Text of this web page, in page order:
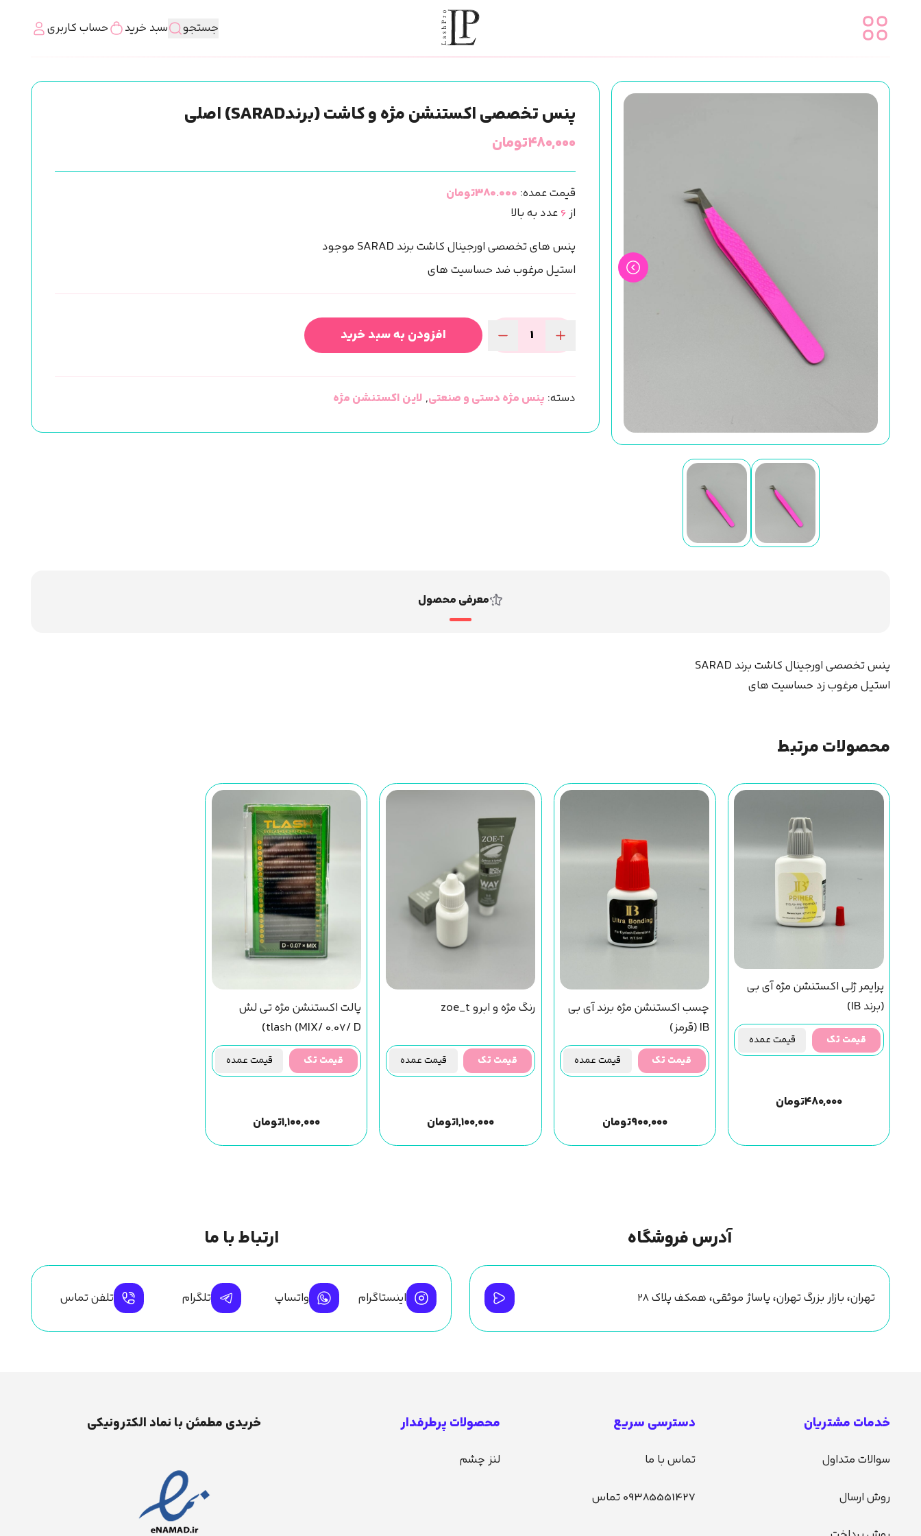
جستجو سبد خرید حساب کاربری
پنس تخصصی اکستنشن مژه و کاشت (برندSARAD) اصلی
۴۸۰,۰۰۰تومان
قیمت عمده: 380.000تومان
از6عدد به بالا
پنس های تخصصی اورجینال کاشت برند SARAD موجود
استیل مرغوب ضد حساسیت های
پنس
مژه
افزودن به سبد خرید
دسته: پنس مژه دستی و صنعتی, لاین اکستنشن مژه
معرفی محصول
پنس تخصصی اورجینال کاشت برند SARAD
استیل مرغوب زد حساسیت های
محصولات مرتبط
پرایمر ژلی اکستنشن مژه آی بی
(برند IB)
قیمت تک قیمت عمده
۴۸۰,۰۰۰تومان
چسب اکستنشن مژه برند آی بی
IB (قرمز)
قیمت تک قیمت عمده
۹۰۰,۰۰۰تومان
رنگ مژه و ابرو zoe_t
قیمت تک قیمت عمده
۱,۱۰۰,۰۰۰تومان
پالت اکستنشن مژه تی لش
tlash (MIX/ 0.07/ D)
قیمت تک قیمت عمده
۱,۱۰۰,۰۰۰تومان
آدرس فروشگاه
تهران، بازار بزرگ تهران، پاساژ موثقی، همکف پلاک ۲۸
ارتباط با ما
اینستاگرام واتساپ تلگرام تلفن تماس
خدمات مشتریان
سوالات متداول
روش ارسال
دسترسی سریع
تماس با ما
09385551427 تماس
محصولات پرطرفدار
لنز چشم
خریدی مطمئن با نماد الکترونیکی